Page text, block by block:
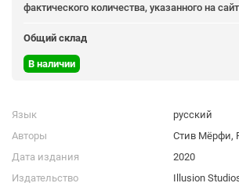
фактического количества, указанного на
Общий склад
В наличии
Язык
русский
Авторы
Стив Мёрфи,
Дата издания
2020
Издательство
Illusion